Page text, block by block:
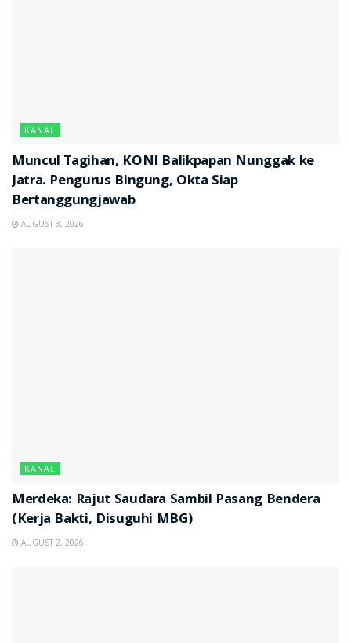
KANAL
Muncul Tagihan, KONI Balikpapan Nunggak ke
Jatra. Pengurus Bingung, Okta Siap
Bertanggungjawab
AUGUST 3, 2026
KANAL
Merdeka: Rajut Saudara Sambil Pasang Bendera
(Kerja Bakti, Disuguhi MBG)
AUGUST 2, 2026